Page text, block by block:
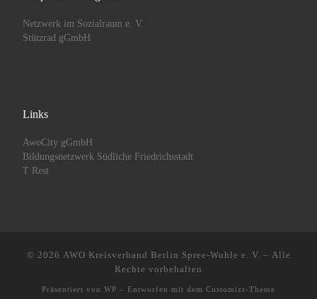
Netzwerk im Sozialraum e. V.
Stützrad gGmbH
Links
AwoCity gGmbH
Bildungsnetzwerk Südliche Friedrichsstadt
T Rest
© 2026 AWO Kreisverband Berlin Spree-Wuhle e. V. – Alle
Rechte vorbehalten
Präsentiert von WP – Entworfen mit dem Customizr-Theme